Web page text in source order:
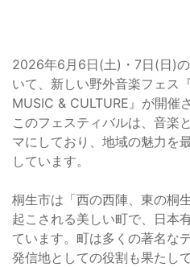
2026年6月6日(土)・7日(日)
いて、新しい野外音楽フェス
MUSIC & CULTURE』が開催
このフェスティバルは、音楽
マにしており、地域の魅力を
しています。
桐生市は「西の西陣、東の桐
起こされる美しい町で、日本
ています。町は多くの著名な
発信地としての役割も果たし